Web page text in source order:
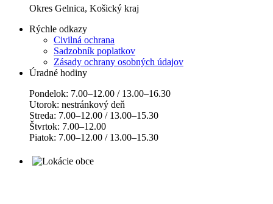
Okres Gelnica, Košický kraj
Rýchle odkazy
Civilná ochrana
Sadzobník poplatkov
Zásady ochrany osobných údajov
Úradné hodiny
Pondelok: 7.00–12.00 / 13.00–16.30
Utorok: nestránkový deň
Streda: 7.00–12.00 / 13.00–15.30
Štvrtok: 7.00–12.00
Piatok: 7.00–12.00 / 13.00–15.30